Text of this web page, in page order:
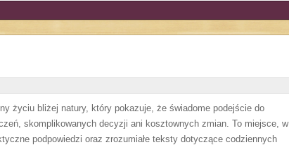
życiu bliżej natury, który pokazuje, że świadome podejście do
skomplikowanych decyzji ani kosztownych zmian. To miejsce, w
podpowiedzi oraz zrozumiałe teksty dotyczące codziennych